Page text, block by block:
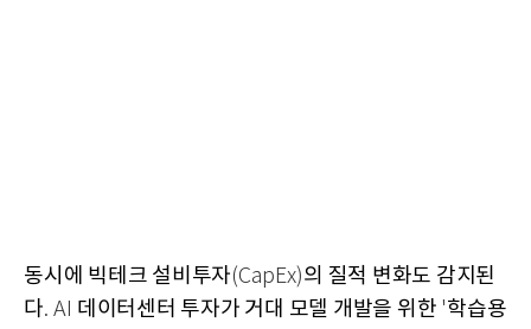
동시에 빅테크 설비투자(CapEx)의 질적 변화도 감지된
다. AI 데이터센터 투자가 거대 모델 개발을 위한 '학습용